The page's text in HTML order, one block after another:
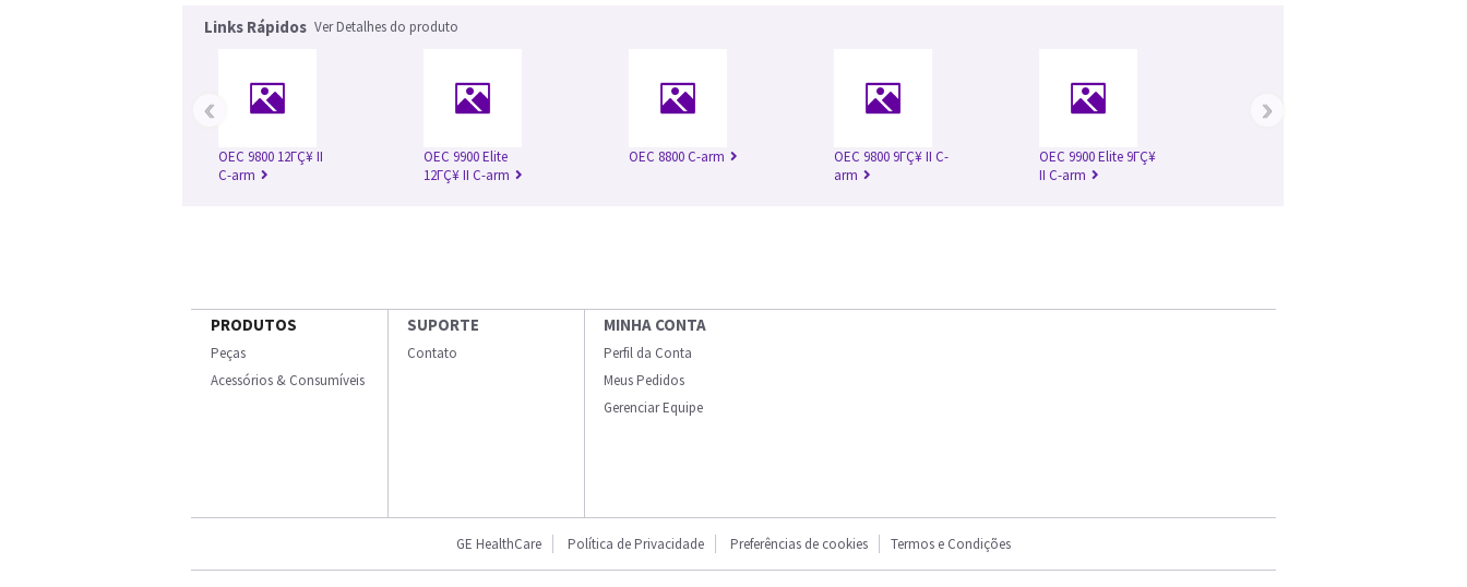
Links Rápidos Ver Detalhes do produto
OEC 9800 12ΓÇ¥ II
C-arm
OEC 9900 Elite
12ΓÇ¥ II C-arm
OEC 8800 C-arm
OEC 9800 9ΓÇ¥ II C-
arm
OEC 9900 Elite 9ΓÇ¥
II C-arm
‹ ›
PRODUTOS
Peças
Acessórios & Consumíveis
SUPORTE
Contato
MINHA CONTA
Perfil da Conta
Meus Pedidos
Gerenciar Equipe
GE HealthCare Política de Privacidade Preferências de cookies Termos e Condições